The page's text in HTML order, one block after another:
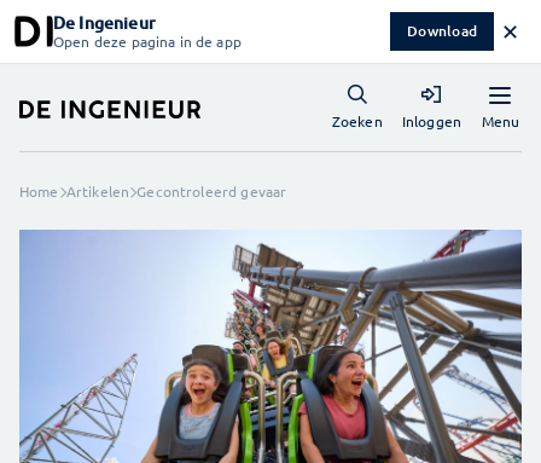
De Ingenieur
Open deze pagina in de app Download ✕
Menu
Zoeken Inloggen
Home Artikelen Gecontroleerd gevaar